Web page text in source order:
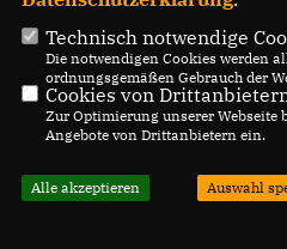
Technisch notwendige
Die notwendigen Cookies werden
ordnungsgemäßen Gebrauch der
Cookies von
Zur Optimierung unserer Webseite
Angebote von Drittanbietern ein.
Alle akzeptieren Auswahl